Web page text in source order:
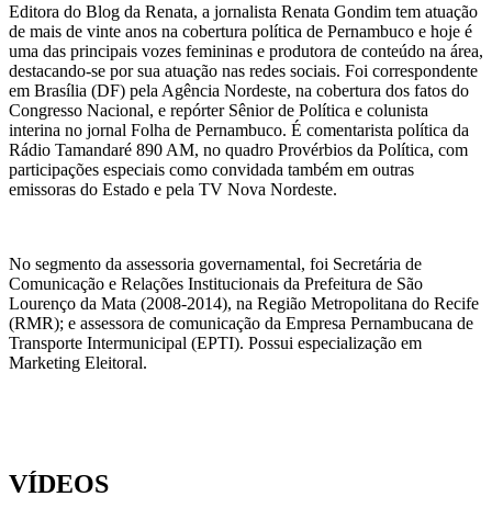
Editora do Blog da Renata, a jornalista Renata Gondim tem atuação
de mais de vinte anos na cobertura política de Pernambuco e hoje é
uma das principais vozes femininas e produtora de conteúdo na área,
destacando-se por sua atuação nas redes sociais. Foi correspondente
em Brasília (DF) pela Agência Nordeste, na cobertura dos fatos do
Congresso Nacional, e repórter Sênior de Política e colunista
interina no jornal Folha de Pernambuco. É comentarista política da
Rádio Tamandaré 890 AM, no quadro Provérbios da Política, com
participações especiais como convidada também em outras
emissoras do Estado e pela TV Nova Nordeste.
No segmento da assessoria governamental, foi Secretária de
Comunicação e Relações Institucionais da Prefeitura de São
Lourenço da Mata (2008-2014), na Região Metropolitana do Recife
(RMR); e assessora de comunicação da Empresa Pernambucana de
Transporte Intermunicipal (EPTI). Possui especialização em
Marketing Eleitoral.
VÍDEOS